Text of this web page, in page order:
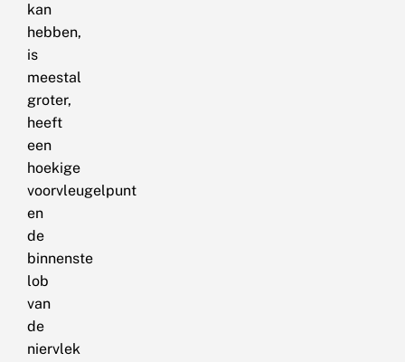
kan
hebben,
is
meestal
groter,
heeft
een
hoekige
voorvleugelpunt
en
de
binnenste
lob
van
de
niervlek